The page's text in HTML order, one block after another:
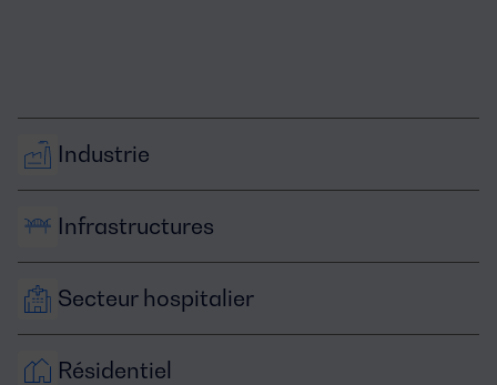
Industrie
Infrastructures
Secteur hospitalier
Résidentiel